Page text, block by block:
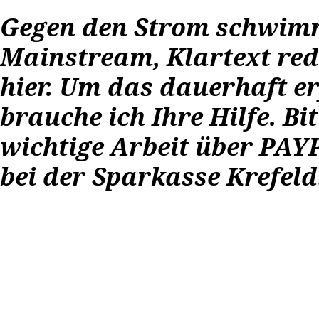
Gegen den Strom
Mainstream, Klartext
hier. Um das dauerhaft
brauche ich Ihre Hilfe.
wichtige Arbeit über
bei der Sparkasse Krefeld: